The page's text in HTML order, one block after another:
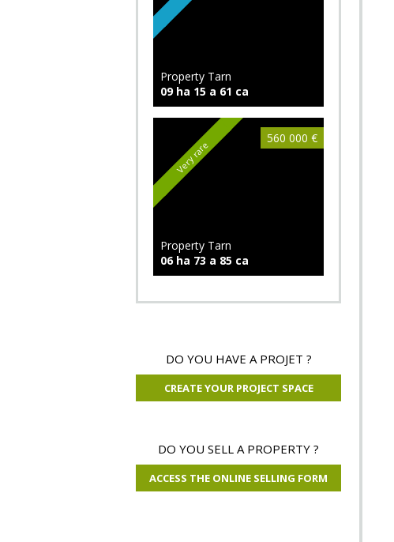
Property Tarn
09 ha 15 a 61 ca
Very rare
560 000 €
Property Tarn
06 ha 73 a 85 ca
566 720 €
DO YOU HAVE A PROJET ?
CREATE YOUR PROJECT SPACE
DO YOU SELL A PROPERTY ?
ACCESS THE ONLINE SELLING FORM